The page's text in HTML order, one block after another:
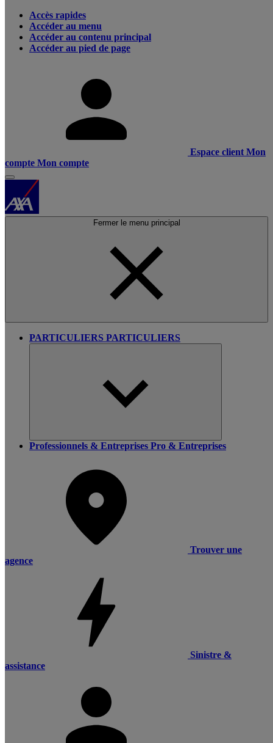
Accès rapides
Accéder au menu
Accéder au contenu principal
Accéder au pied de page
Espace client Mon
compte Mon compte
Fermer le menu principal
PARTICULIERS PARTICULIERS
Professionnels & Entreprises Pro & Entreprises
Trouver une
agence
Sinistre &
assistance